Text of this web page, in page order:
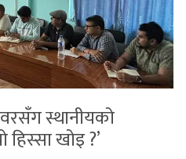
स्थानीयको
हिस्सा खोइ ?’